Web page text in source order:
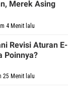
Merek Asing
4 Menit lalu
Revisi Aturan E-
Poinnya?
25 Menit lalu